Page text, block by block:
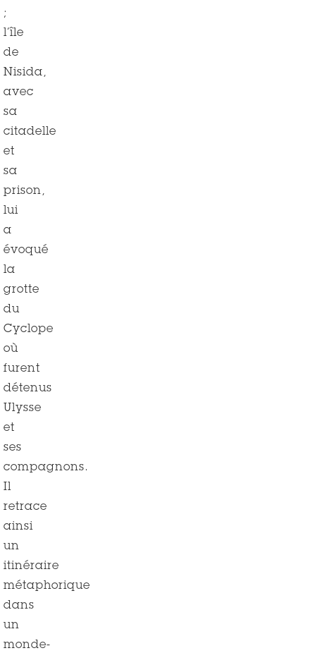
;
l’île
de
Nisida,
avec
sa
citadelle
et
sa
prison,
lui
a
évoqué
la
grotte
du
Cyclope
où
furent
détenus
Ulysse
et
ses
compagnons.
Il
retrace
ainsi
un
itinéraire
métaphorique
dans
un
monde-